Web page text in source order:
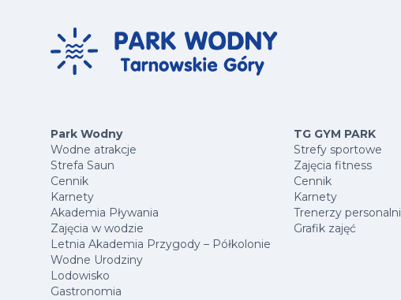
Park Wodny
Wodne atrakcje
Strefa Saun
Cennik
Karnety
Akademia Pływania
Zajęcia w wodzie
Letnia Akademia Przygody – Półkolonie
Wodne Urodziny
Lodowisko
Gastronomia
TG GYM PARK
Strefy sportowe
Zajęcia fitness
Cennik
Karnety
Trenerzy personalni
Grafik zajęć